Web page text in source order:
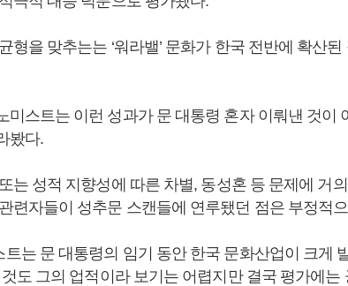
형을 맞추는는 ‘워라밸’ 문화가 한국 전반에 확산
미스트는 이런 성과가 문 대통령 혼자 이뤄낸 것이
봤다.
는 성적 지향성에 따른 차별, 동성혼 등 문제에 거
련자들이 성추문 스캔들에 연루됐던 점은 부정적
트는 문 대통령의 임기 동안 한국 문화산업이 크게
도 그의 업적이라 보기는 어렵지만 결국 평가에는